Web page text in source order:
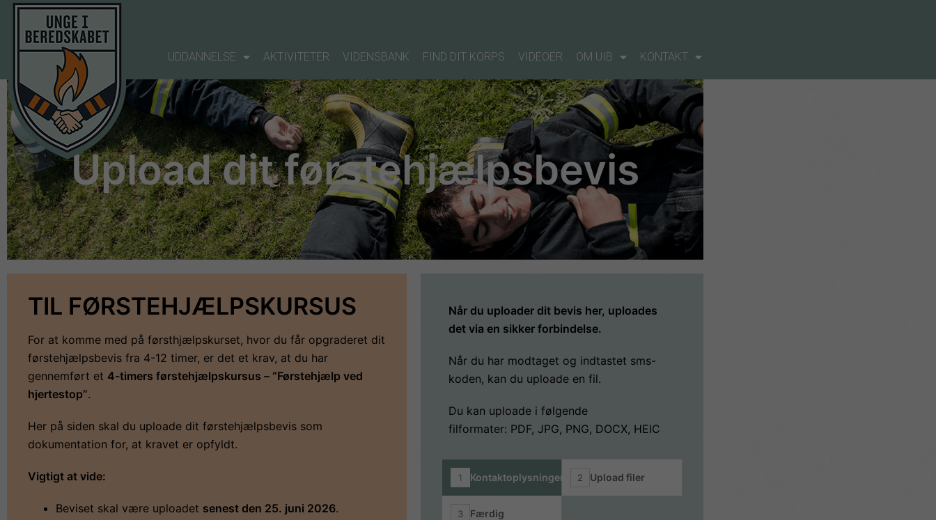
UDDANNELSE AKTIVITETER VIDENSBANK FIND DIT KORPS VIDEOER OM UIB KONTAKT
Upload dit førstehjælpsbevis
TIL FØRSTEHJÆLPSKURSUS
For at komme med på førsthjælpskurset, hvor du får opgraderet dit
førstehjælpsbevis fra 4-12 timer, er det et krav, at du har
gennemført et 4-timers førstehjælpskursus – “Førstehjælp ved
hjertestop”.
Her på siden skal du uploade dit førstehjælpsbevis som
dokumentation for, at kravet er opfyldt.
Vigtigt at vide:
Beviset skal være uploadet senest den 25. juni 2026.
Når du uploader dit bevis her, uploades
det via en sikker forbindelse.
Når du har modtaget og indtastet sms-
koden, kan du uploade en fil.
Du kan uploade i følgende
filformater: PDF, JPG, PNG, DOCX, HEIC
1 Kontaktoplysninger 2 Upload filer
3 Færdig